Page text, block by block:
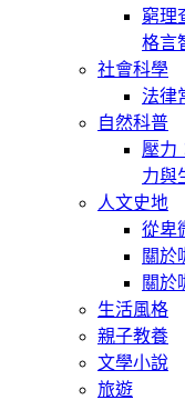
窮理
格言
社會科學
法律
自然科普
壓力
力與
人文史地
從卑
關於
關於
生活風格
親子教養
文學小說
旅遊